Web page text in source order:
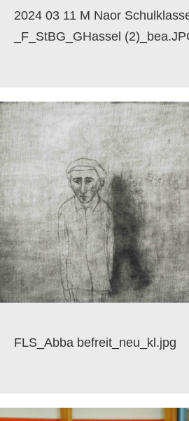
2024 03 11 M Naor
_F_StBG_GHassel
FLS_Abba befreit_neu_kl.jpg